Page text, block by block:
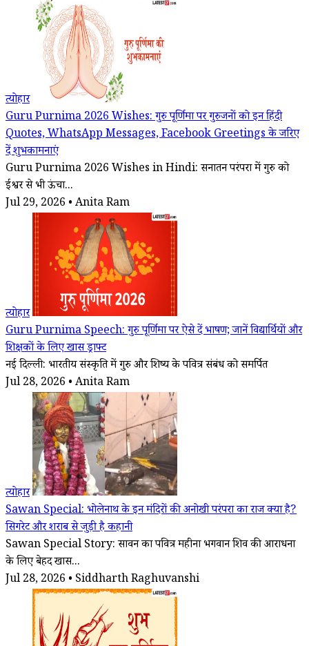
त्योहार
Guru Purnima 2026 Wishes: गुरु पूर्णिमा पर गुरुजनों को इन हिंदी
Quotes, WhatsApp Messages, Facebook Greetings के जरिए
दें शुभकामनाएं
Guru Purnima 2026 Wishes in Hindi: सनातन परंपरा में गुरु को
ईश्वर से भी ऊंचा...
Jul 29, 2026 • Anita Ram
त्योहार
Guru Purnima Speech: गुरु पूर्णिमा पर ऐसे दें भाषण; जानें विद्यार्थियों और
शिक्षकों के लिए खास ड्राफ्ट
नई दिल्ली: भारतीय संस्कृति में गुरु और शिष्य के पवित्र संबंध को समर्पित
Jul 28, 2026 • Anita Ram
त्योहार
Sawan Special: भोलेनाथ के इन मंदिरों की अनोखी परंपरा का राज क्या है?
सिगरेट और शराब से जुड़ी है कहानी
Sawan Special Story: सावन का पवित्र महीना भगवान शिव की आराधना
के लिए बेहद खास...
Jul 28, 2026 • Siddharth Raghuvanshi